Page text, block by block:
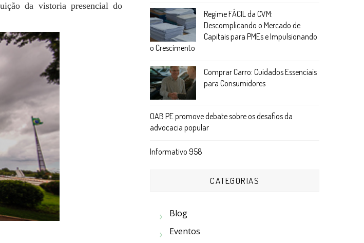
da vistoria presencial do
Regime FÁCIL da CVM:
Descomplicando o Mercado de
Capitais para PMEs e Impulsionando
o Crescimento
Comprar Carro: Cuidados Essenciais
para Consumidores
OAB PE promove debate sobre os desafios da
advocacia popular
Informativo 958
CATEGORIAS
Blog
Eventos